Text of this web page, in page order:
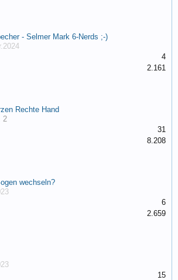
- Selmer Mark 6-Nerds ;-)
4
2.161
Rechte Hand
2
31
8.208
wechseln?
6
2.659
15